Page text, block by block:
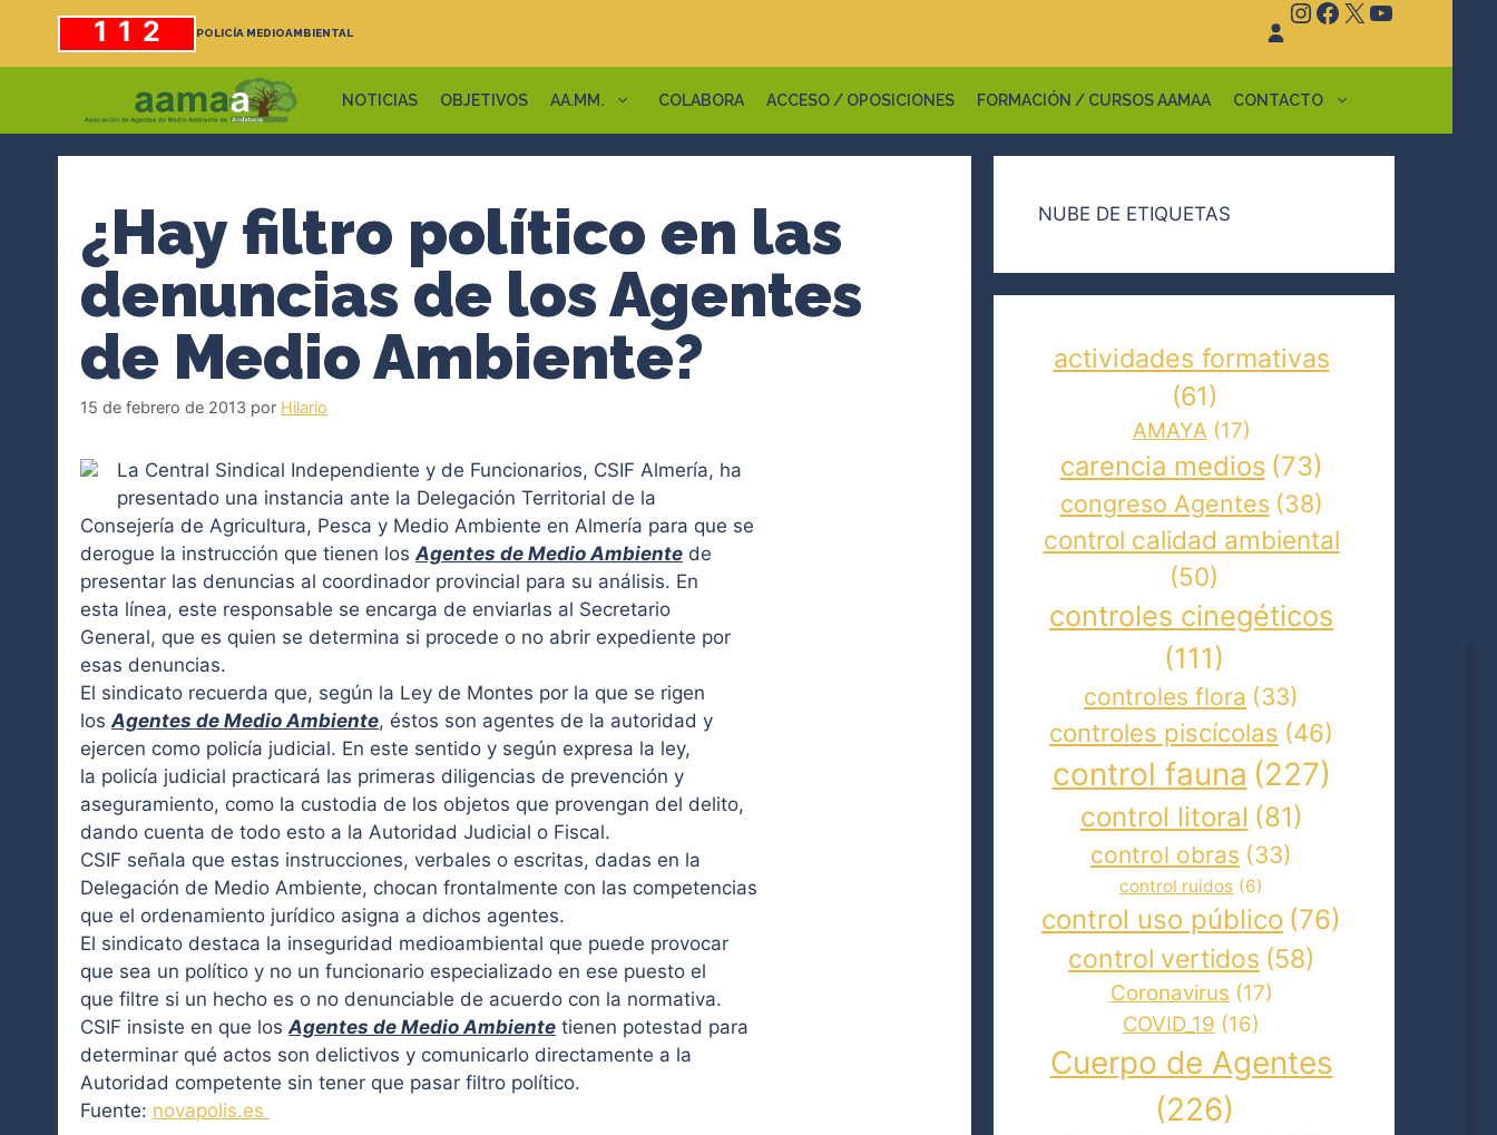
contenido
112 POLICÍA MEDIOAMBIENTAL
Instagram
Facebook
X YouTube
NOTICIAS OBJETIVOS AA.MM. COLABORA ACCESO / OPOSICIONES FORMACIÓN / CURSOS AAMAA CONTACTO
¿Hay filtro político en las
denuncias de los Agentes
de Medio Ambiente?
15 de febrero de 2013 por Hilario
La Central Sindical Independiente y de Funcionarios, CSIF Almería, ha
presentado una instancia ante la Delegación Territorial de la
Consejería de Agricultura, Pesca y Medio Ambiente en Almería para que se
derogue la instrucción que tienen losAgentes de Medio Ambiente de
presentar las denuncias al coordinador provincial para su análisis. En
esta línea, este responsable se encarga de enviarlas al Secretario
General, que es quien se determina si procede o no abrir expediente por
esas denuncias.
El sindicato recuerda que, según la Ley de Montes por la que se rigen
losAgentes de Medio Ambiente, éstos son agentes de la autoridad y
ejercen como policía judicial. En este sentido y según expresa la ley,
la policía judicial practicará las primeras diligencias de prevención y
aseguramiento, como la custodia de los objetos que provengan del delito,
dando cuenta de todo esto a la Autoridad Judicial o Fiscal.
CSIF señala que estas instrucciones, verbales o escritas, dadas en la
Delegación de Medio Ambiente, chocan frontalmente con las competencias
que el ordenamiento jurídico asigna a dichos agentes.
El sindicato destaca la inseguridad medioambiental que puede provocar
que sea un político y no un funcionario especializado en ese puesto el
que filtre si un hecho es o no denunciable de acuerdo con la normativa.
CSIF insiste en que losAgentes de Medio Ambiente tienen potestad para
determinar qué actos son delictivos y comunicarlo directamente a la
Autoridad competente sin tener que pasar filtro político.
Fuente: novapolis.es
NUBE DE ETIQUETAS
actividades formativas
(61)
AMAYA (17)
carencia medios (73)
congreso Agentes (38)
control calidad ambiental
(50)
controles cinegéticos
(111)
controles flora (33)
controles piscícolas (46)
control fauna (227)
control litoral (81)
control obras (33)
control ruidos (6)
control uso público (76)
control vertidos (58)
Coronavirus (17)
COVID_19 (16)
Cuerpo de Agentes
(226)